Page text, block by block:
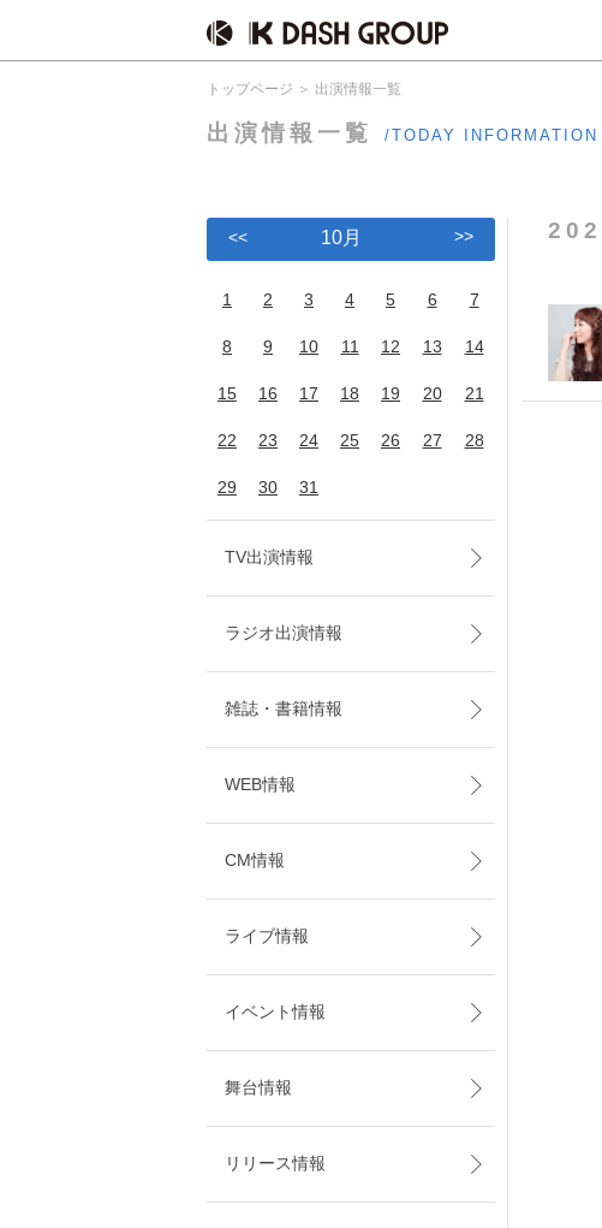
トップページ 出演情報一覧
出演情報一覧 /TODAY INFORMATION
<< 10月 >>
1 2 3 4 5 6 7
8 9 10 11 12 13 14
15 16 17 18 19 20 21
22 23 24 25 26 27 28
29 30 31
TV出演情報
ラジオ出演情報
雑誌・書籍情報
WEB情報
CM情報
ライブ情報
イベント情報
舞台情報
リリース情報